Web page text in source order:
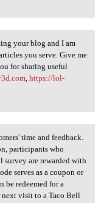
your blog and I am
you serve. Give me
for sharing useful
, https://lol-
time and feedback.
participants who
are rewarded with
serves as a coupon or
be redeemed for a
visit to a Taco Bell